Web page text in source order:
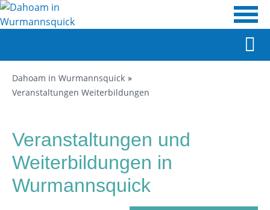
Dahoam in Wurmannsquick
Veranstaltungen Weiterbildungen
Veranstaltungen und
Weiterbildungen in
Wurmannsquick